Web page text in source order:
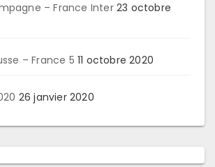
– France Inter 23 octobre
– France 5 11 octobre 2020
26 janvier 2020